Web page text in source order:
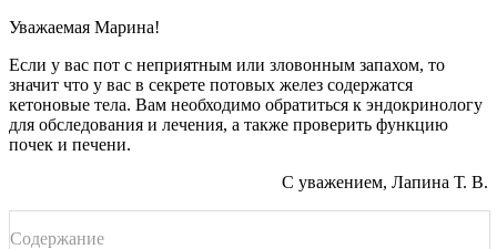
Уважаемая Марина!
Если у вас пот с неприятным или зловонным запахом, то
значит что у вас в секрете потовых желез содержатся
кетоновые тела. Вам необходимо обратиться к эндокринологу
для обследования и лечения, а также проверить функцию
почек и печени.
С уважением, Лапина Т. В.
Содержание